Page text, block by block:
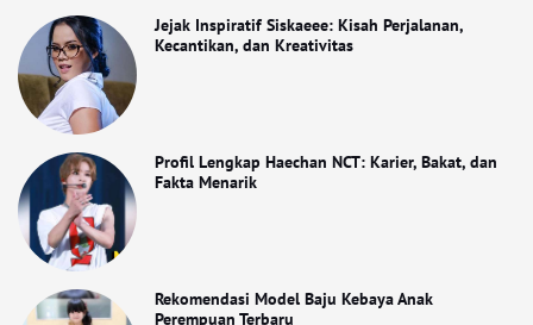
Jejak Inspiratif Siskaeee: Kisah Perjalanan,
Kecantikan, dan Kreativitas
Profil Lengkap Haechan NCT: Karier, Bakat, dan
Fakta Menarik
Rekomendasi Model Baju Kebaya Anak
Perempuan Terbaru